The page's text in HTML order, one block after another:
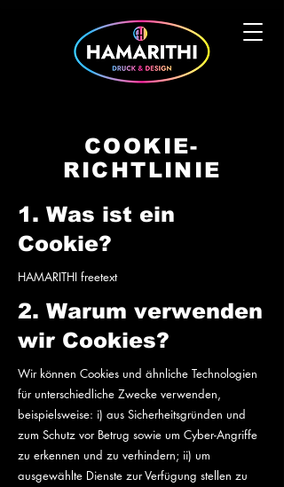
COOKIE-
RICHTLINIE
1. Was ist ein
Cookie?
HAMARITHI freetext
2. Warum verwenden
wir Cookies?
Wir können Cookies und ähnliche Technologien
für unterschiedliche Zwecke verwenden,
beispielsweise: i) aus Sicherheitsgründen und
zum Schutz vor Betrug sowie um Cyber-Angriffe
zu erkennen und zu verhindern; ii) um
ausgewählte Dienste zur Verfügung stellen zu